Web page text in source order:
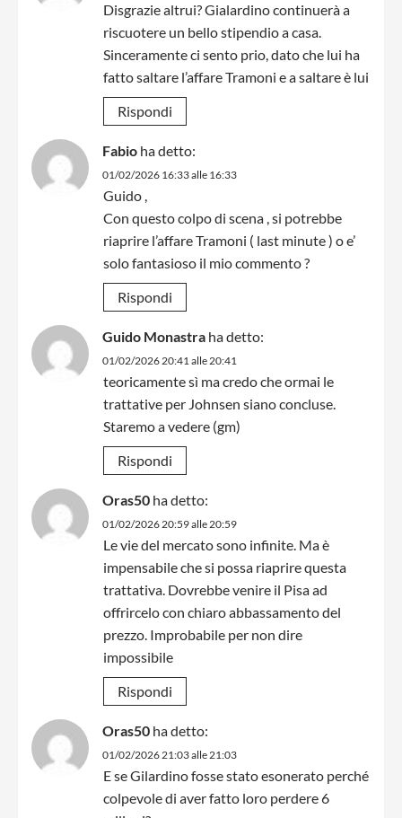
Disgrazie altrui? Gialardino continuerà a
riscuotere un bello stipendio a casa.
Sinceramente ci sento prio, dato che lui ha
fatto saltare l’affare Tramoni e a saltare è lui
Rispondi
Fabio ha detto:
01/02/2026 16:33 alle 16:33
Guido ,
Con questo colpo di scena , si potrebbe
riaprire l’affare Tramoni ( last minute ) o e’
solo fantasioso il mio commento ?
Rispondi
Guido Monastra ha detto:
01/02/2026 20:41 alle 20:41
teoricamente sì ma credo che ormai le
trattative per Johnsen siano concluse.
Staremo a vedere (gm)
Rispondi
Oras50 ha detto:
01/02/2026 20:59 alle 20:59
Le vie del mercato sono infinite. Ma è
impensabile che si possa riaprire questa
trattativa. Dovrebbe venire il Pisa ad
offrircelo con chiaro abbassamento del
prezzo. Improbabile per non dire
impossibile
Rispondi
Oras50 ha detto:
01/02/2026 21:03 alle 21:03
E se Gilardino fosse stato esonerato perché
colpevole di aver fatto loro perdere 6